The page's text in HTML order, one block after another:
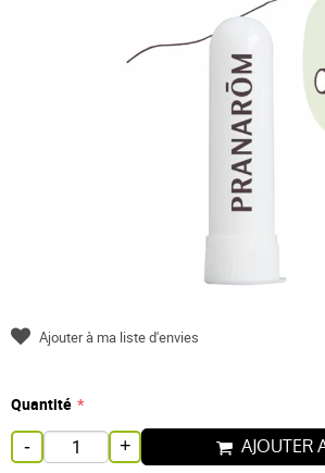
Quantité
- + AJOUTER
Ajouter à ma liste d'envies